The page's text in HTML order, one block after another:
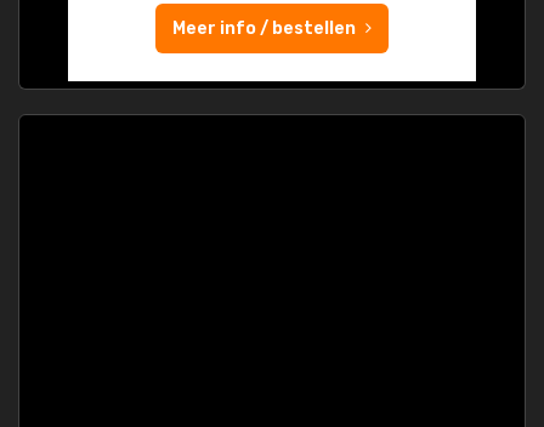
Meer info / bestellen